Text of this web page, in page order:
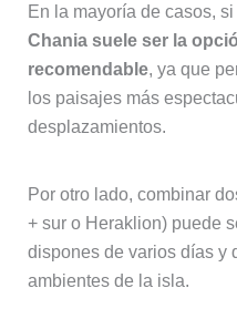
En la mayoría de casos,
Chania suele ser la
recomendable, ya que
los paisajes más
desplazamientos.
Por otro lado, combinar
+ sur o Heraklion) puede
dispones de varios días y
ambientes de la isla.